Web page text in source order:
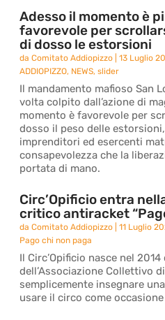
Adesso il momento è
favorevole per
di dosso le estorsioni
daComitato Addiopizzo |13 Luglio
ADDIOPIZZO, NEWS,slider
Il mandamento mafioso San
volta colpito dall’azione di
momento è favorevole per
dosso il peso delle
imprenditori ed esercenti
consapevolezza che la
portata di mano.
Circ’Opificio entra
critico antiracket
daComitato Addiopizzo |11 Luglio
Pago chi non paga
Il Circ’Opificio nasce nel
dell’Associazione Collettivo
semplicemente insegnare
usare il circo come